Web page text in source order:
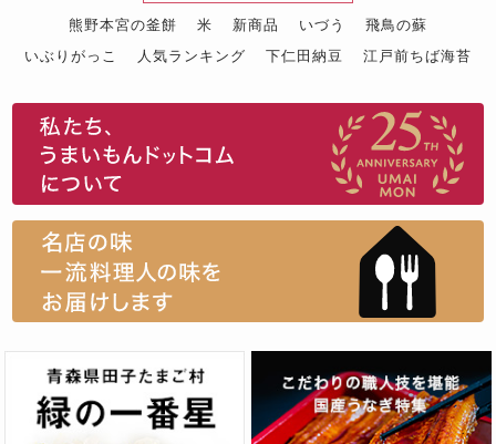
熊野本宮の釜餅 米 新商品 いづう
飛鳥の蘇
いぶりがっこ
人気ランキング 下仁田納豆
江戸前ちば海苔